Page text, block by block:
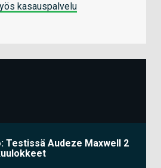
kasauspalvelu
Testissä Audeze Maxwell 2